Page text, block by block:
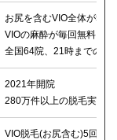
お尻を含むVIO全体が5回
VIOの麻酔が毎回無料
全国64院、21時までの診
2021年開院
280万件以上の脱毛実績
VIO脱毛(お尻含む)5回：